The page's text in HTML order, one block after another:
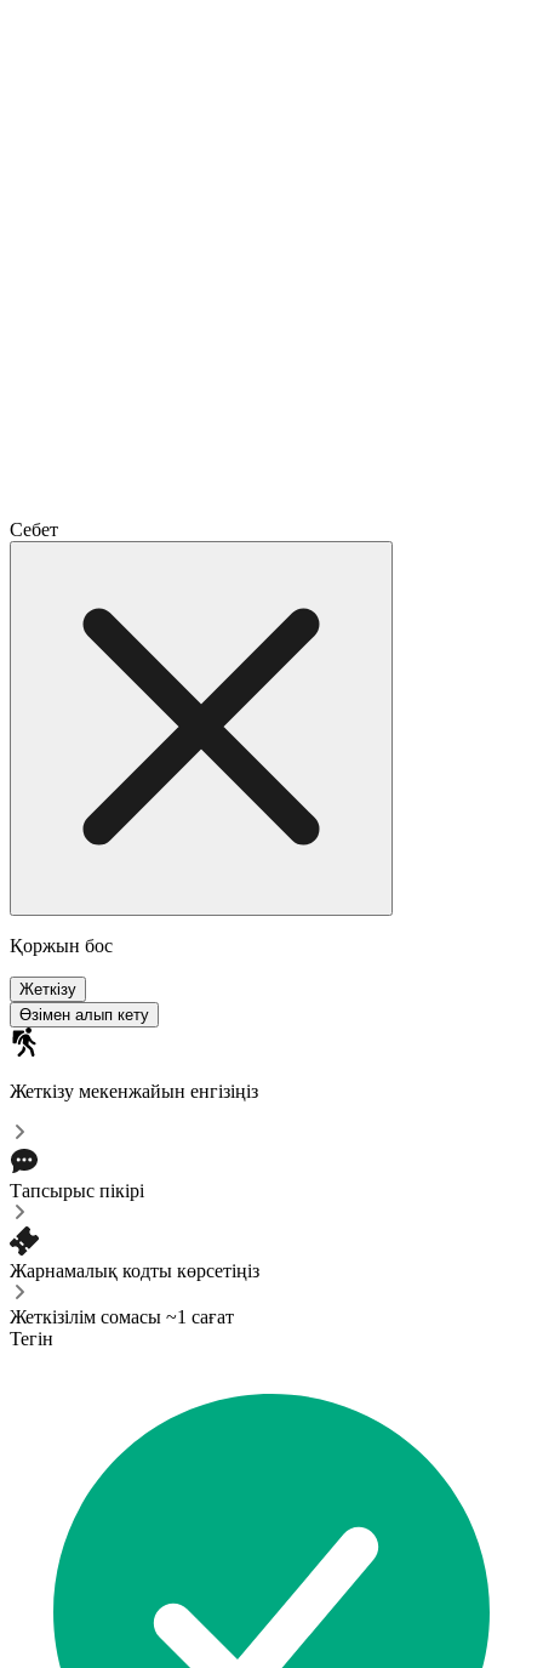
Себет
Қоржын бос
Жеткізу
Өзімен алып кету
Жеткізу мекенжайын енгізіңіз
Тапсырыс пікірі
Жарнамалық кодты көрсетіңіз
Жеткізілім сомасы ~1 сағат
Тегін